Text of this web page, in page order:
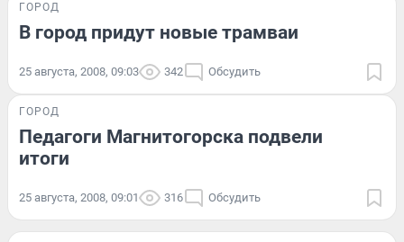
ГОРОД
В город придут новые трамваи
25 августа, 2008, 09:03 342 Обсудить
ГОРОД
Педагоги Магнитогорска подвели
итоги
25 августа, 2008, 09:01 316 Обсудить